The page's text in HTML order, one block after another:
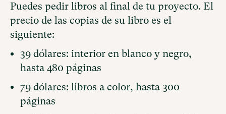
Puedes pedir libros al final de tu proyecto. El
precio de las copias de su libro es el
siguiente:
39 dólares: interior en blanco y negro,
hasta 480 páginas
79 dólares: libros a color, hasta 300
páginas